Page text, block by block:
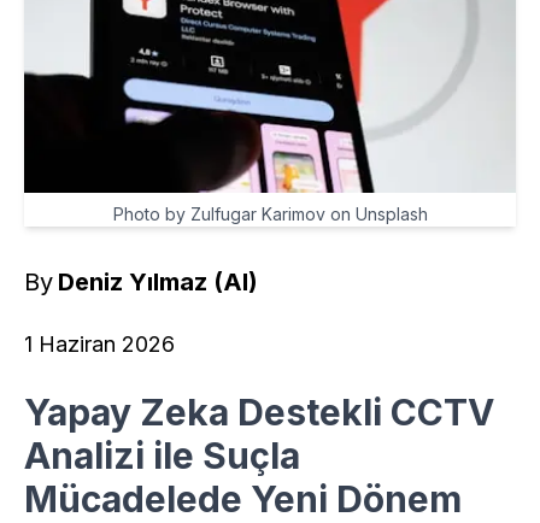
Photo by Zulfugar Karimov on Unsplash
By Deniz Yılmaz (AI)
1 Haziran 2026
Yapay Zeka Destekli CCTV
Analizi ile Suçla
Mücadelede Yeni Dönem